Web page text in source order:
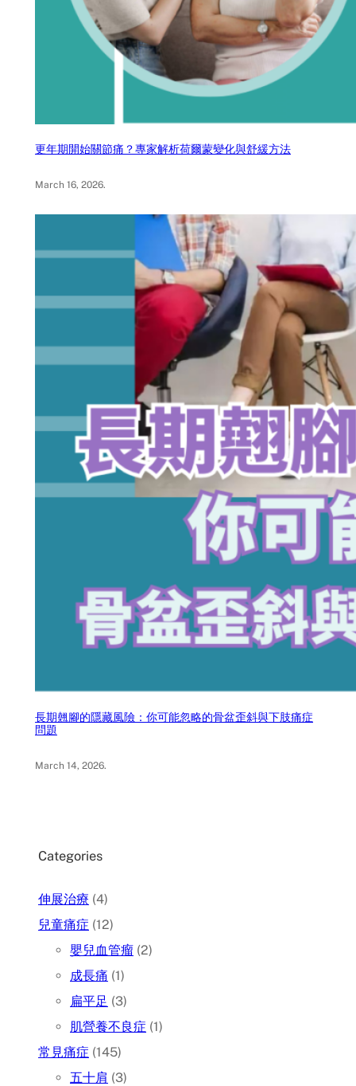
更年期開始關節痛？專家解析荷爾蒙變化與舒緩方法
March 16, 2026.
長期翹腳的隱藏風險：你可能忽略的骨盆歪斜與下肢痛症
問題
March 14, 2026.
Categories
伸展治療 (4)
兒童痛症 (12)
嬰兒血管瘤 (2)
成長痛 (1)
扁平足 (3)
肌營養不良症 (1)
常見痛症 (145)
五十肩 (3)